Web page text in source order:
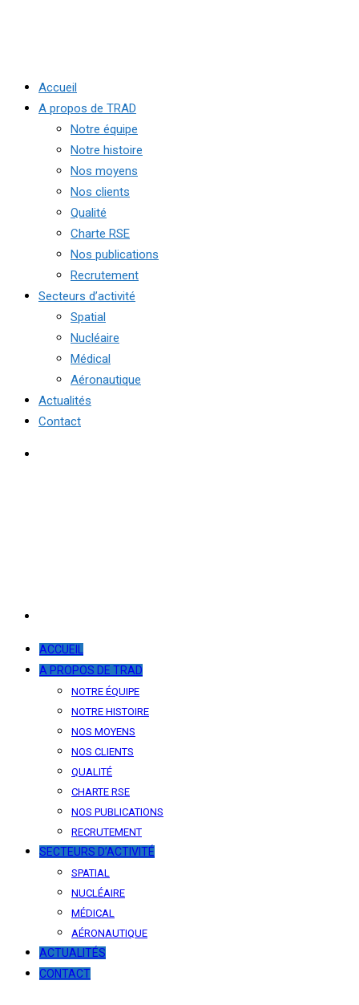
Accueil
A propos de TRAD
Notre équipe
Notre histoire
Nos moyens
Nos clients
Qualité
Charte RSE
Nos publications
Recrutement
Secteurs d’activité
Spatial
Nucléaire
Médical
Aéronautique
Actualités
Contact
ACCUEIL
A PROPOS DE TRAD
NOTRE ÉQUIPE
NOTRE HISTOIRE
NOS MOYENS
NOS CLIENTS
QUALITÉ
CHARTE RSE
NOS PUBLICATIONS
RECRUTEMENT
SECTEURS D’ACTIVITÉ
SPATIAL
NUCLÉAIRE
MÉDICAL
AÉRONAUTIQUE
ACTUALITÉS
CONTACT